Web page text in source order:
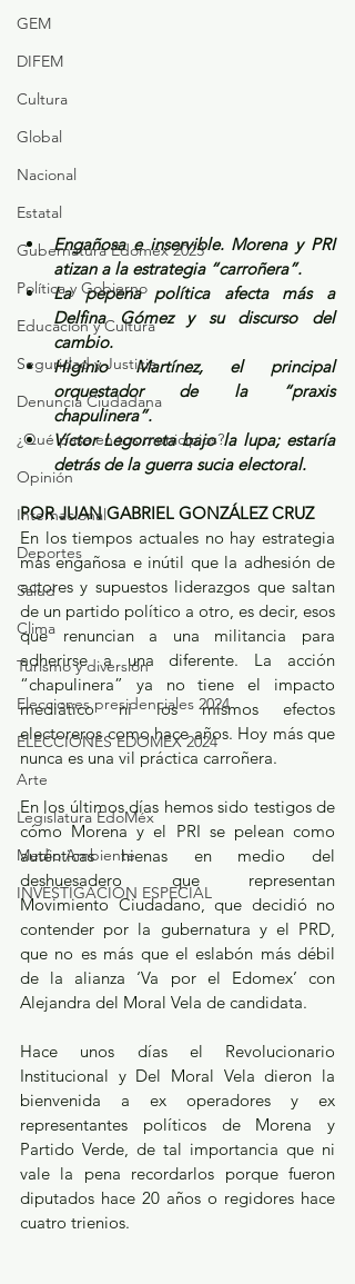
GEM
DIFEM
Cultura
Global
Nacional
Estatal
Gubernatura Edoméx 2023
Política y Gobierno
Educación y Cultura
Seguridad y Justicia
Denuncia Ciudadana
¿Qué pasa en tus municipios?
Opinión
Internacional
Deportes
Salud
Clima
Turismo y diversión
Elecciones presidenciales 2024
ELECCIONES EDOMEX 2024
Arte
Legislatura EdoMéx
Medio Ambiente
INVESTIGACIÓN ESPECIAL
Engañosa e inservible. Morena y PRI
atizan a la estrategia “carroñera”.
La pepena política afecta más a
Delfina Gómez y su discurso del
cambio.
Higinio Martínez, el principal
orquestador de la “praxis
chapulinera”.
Víctor Legorreta bajo la lupa; estaría
detrás de la guerra sucia electoral.
POR JUAN GABRIEL GONZÁLEZ CRUZ
En los tiempos actuales no hay estrategia
más engañosa e inútil que la adhesión de
actores y supuestos liderazgos que saltan
de un partido político a otro, es decir, esos
que renuncian a una militancia para
adherirse a una diferente. La acción
“chapulinera” ya no tiene el impacto
mediático ni los mismos efectos
electoreros como hace años. Hoy más que
nunca es una vil práctica carroñera.
En los últimos días hemos sido testigos de
cómo Morena y el PRI se pelean como
auténticas hienas en medio del
deshuesadero que representan
Movimiento Ciudadano, que decidió no
contender por la gubernatura y el PRD,
que no es más que el eslabón más débil
de la alianza ‘Va por el Edomex’ con
Alejandra del Moral Vela de candidata.
Hace unos días el Revolucionario
Institucional y Del Moral Vela dieron la
bienvenida a ex operadores y ex
representantes políticos de Morena y
Partido Verde, de tal importancia que ni
vale la pena recordarlos porque fueron
diputados hace 20 años o regidores hace
cuatro trienios.